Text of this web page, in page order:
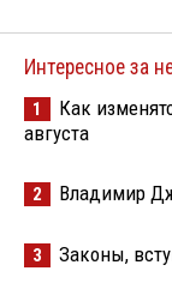
Интересное за
1
Как
августа
2 Владимир
3 Законы,